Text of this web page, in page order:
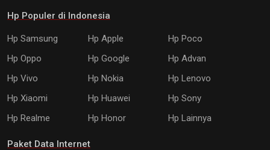
Hp Populer di Indonesia
Hp Samsung Hp Apple
Hp Poco
Hp Oppo
Hp Google
Hp Advan
Hp Vivo
Hp Nokia
Hp Lenovo
Hp Xiaomi
Hp Huawei
Hp Sony
Hp Realme
Hp Honor Hp Lainnya
Paket Data Internet